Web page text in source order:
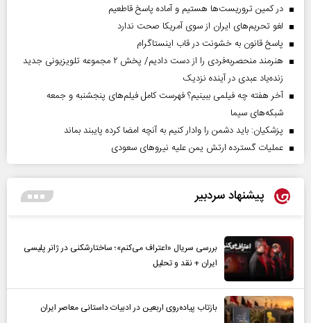
در کمین تروریست‌ها هستیم و آماده پاسخ قاطعیم
لغو تحریم‌های ایران از سوی آمریکا صحت ندارد
پاسخ قانون به خشونت در قاب اینستاگرام
هنرمند منحصر‌به‌فردی را از دست دادیم/ پخش ۲ مجموعه تلویزیونی جدید
زنده‌یاد عبدی در آینده نزدیک
آخر هفته چه فیلمی ببینیم؟ فهرست کامل فیلم‌های پنجشنبه و جمعه
شبکه‌های سیما
پزشکیان: باید دشمن را وادار کنیم به آنچه امضا کرده پایبند بماند
عملیات گسترده ارتش یمن علیه نیروهای سعودی
پیشنهاد سردبیر
بررسی سریال «اعتراف می‌کنم»؛ ساختارشکنی در ژانر پلیسی
ایران + نقد و تحلیل
بازتاب پیاده‌روی اربعین در ادبیات داستانی معاصر ایران